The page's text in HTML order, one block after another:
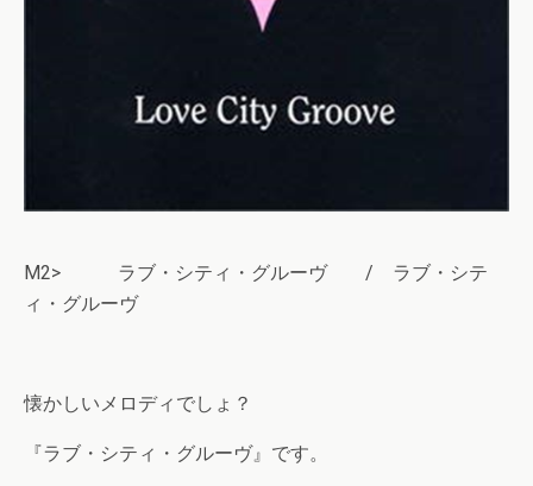
M2> ラブ・シティ・グルーヴ / ラブ・シテ
ィ・グルーヴ
懐かしいメロディでしょ？
『ラブ・シティ・グルーヴ』です。